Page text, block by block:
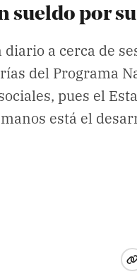
sueldo por
a cerca de
del Programa
pues el
está el